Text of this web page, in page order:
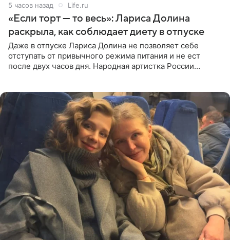
5 часов назад Life.ru
«Если торт — то весь»: Лариса Долина
раскрыла, как соблюдает диету в отпуске
Даже в отпуске Лариса Долина не позволяет себе
отступать от привычного режима питания и не ест
после двух часов дня. Народная артистка России